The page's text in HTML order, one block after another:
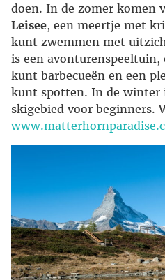
doen. In de zomer komen
Leisee, een meertje met
kunt zwemmen met
is een avonturenspeeltuin,
kunt barbecueën en een
kunt spotten. In de winter
skigebied voor beginners.